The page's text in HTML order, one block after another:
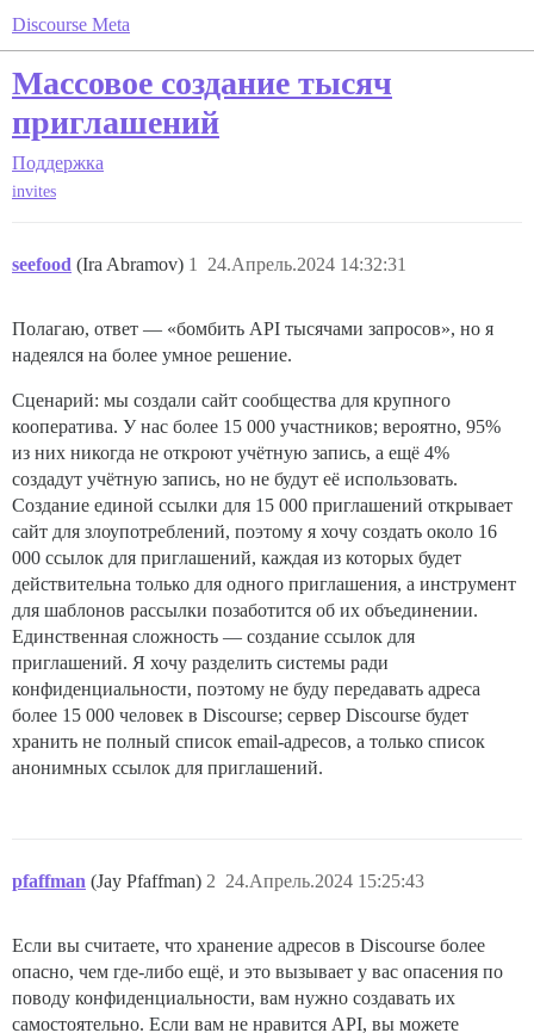
Discourse Meta
Массовое создание тысяч
приглашений
Поддержка
invites
seefood (Ira Abramov) 24.Апрель.2024 14:32:31
1
Полагаю, ответ — «бомбить API тысячами запросов», но я
надеялся на более умное решение.
Сценарий: мы создали сайт сообщества для крупного
кооператива. У нас более 15 000 участников; вероятно, 95%
из них никогда не откроют учётную запись, а ещё 4%
создадут учётную запись, но не будут её использовать.
Создание единой ссылки для 15 000 приглашений открывает
сайт для злоупотреблений, поэтому я хочу создать около 16
000 ссылок для приглашений, каждая из которых будет
действительна только для одного приглашения, а инструмент
для шаблонов рассылки позаботится об их объединении.
Единственная сложность — создание ссылок для
приглашений. Я хочу разделить системы ради
конфиденциальности, поэтому не буду передавать адреса
более 15 000 человек в Discourse; сервер Discourse будет
хранить не полный список email-адресов, а только список
анонимных ссылок для приглашений.
pfaffman (Jay Pfaffman) 24.Апрель.2024 15:25:43
2
Если вы считаете, что хранение адресов в Discourse более
опасно, чем где-либо ещё, и это вызывает у вас опасения по
поводу конфиденциальности, вам нужно создавать их
самостоятельно. Если вам не нравится API, вы можете